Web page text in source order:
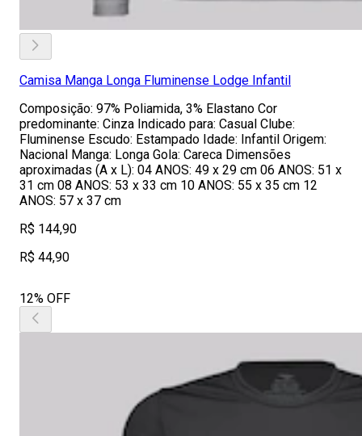
Camisa Manga Longa Fluminense Lodge Infantil
Composição: 97% Poliamida, 3% Elastano Cor
predominante: Cinza Indicado para: Casual Clube:
Fluminense Escudo: Estampado Idade: Infantil Origem:
Nacional Manga: Longa Gola: Careca Dimensões
aproximadas (A x L): 04 ANOS: 49 x 29 cm 06 ANOS: 51 x
31 cm 08 ANOS: 53 x 33 cm 10 ANOS: 55 x 35 cm 12
ANOS: 57 x 37 cm
R$ 144,90
R$ 44,90
12% OFF